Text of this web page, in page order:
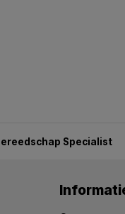
Specialist